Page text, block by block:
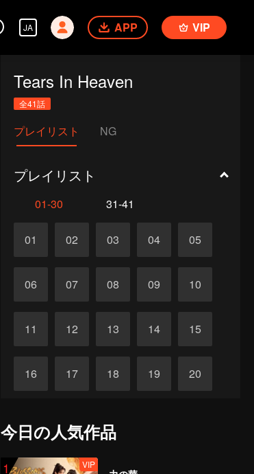
JA APP VIP
Tears In Heaven
全41話
プレイリスト NG
プレイリスト
01-30 31-41
01 02 03 04 05
06 07 08 09 10
11 12 13 14 15
16 17 18 19 20
26 27
今日の人気作品
1 VIP